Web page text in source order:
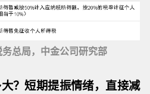
总局，中金公司研究部
？短期提振情绪，直接减